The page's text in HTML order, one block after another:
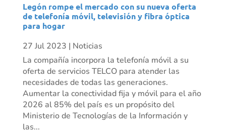
Legón rompe el mercado con su nueva oferta
de telefonía móvil, televisión y fibra óptica
para hogar
27 Jul 2023 | Noticias
La compañía incorpora la telefonía móvil a su
oferta de servicios TELCO para atender las
necesidades de todas las generaciones.
Aumentar la conectividad fija y móvil para el año
2026 al 85% del país es un propósito del
Ministerio de Tecnologías de la Información y
las...